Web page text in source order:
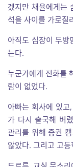
겠지만 채율에게는
석을 사이를 가로질
아직도 심장이 두방
는다.
누군가에게 전화를
람이 없었다.
아빠는 회사에 있
가 다시 출국해 버
관리를 위해 증권
않았다. 그리고 고